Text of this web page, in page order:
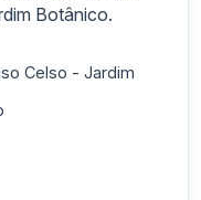
Botânico.
Celso - Jardim